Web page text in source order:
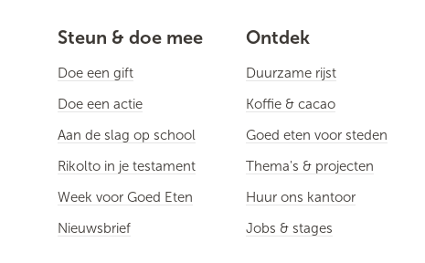
Steun & doe mee
Doe een gift
Doe een actie
Aan de slag op school
Rikolto in je testament
Week voor Goed Eten
Nieuwsbrief
Ontdek
Duurzame rijst
Koffie & cacao
Goed eten voor steden
Thema's & projecten
Huur ons kantoor
Jobs & stages